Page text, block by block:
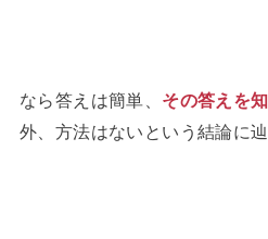
なら答えは簡単、 その答えを
外、方法はないという結論に辿